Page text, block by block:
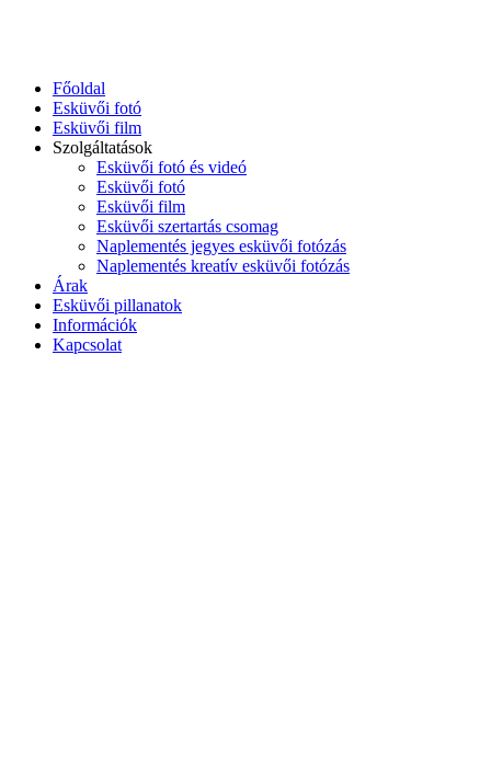
Főoldal
Esküvői fotó
Esküvői film
Szolgáltatások
Esküvői fotó és videó
Esküvői fotó
Esküvői film
Esküvői szertartás csomag
Naplementés jegyes esküvői fotózás
Naplementés kreatív esküvői fotózás
Árak
Esküvői pillanatok
Információk
Kapcsolat